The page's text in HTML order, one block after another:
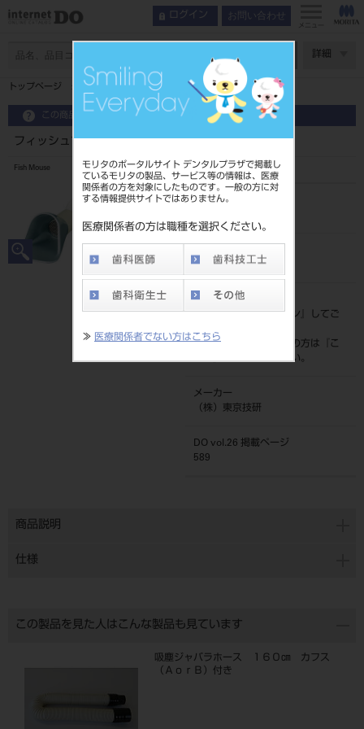
モリタのポータルサイト デンタルプラザで掲載し
ているモリタの製品、サービス等の情報は、医療
関係者の方を対象にしたものです。一般の方に対
する情報提供サイトではありません。
医療関係者の方は職種を選択ください。
≫ 医療関係者でない方はこちら
ログイン お問い合わせ
メニュー
詳細
トップページ フィッシュマウス （ホース付）
この商品に関するお問い合わせ
フィッシュマウス （ホース付）
Fish Mouse
品目コード
4562199981103
標準価格
価格の確認は『ログイン
』してご
ネット会員登録がまだの方は『
こ
ちら』より登録ください。
メーカー
（株）東京技研
DO vol.26 掲載ページ
589
商品説明
仕様
この製品を見た人はこんな製品も見ています
吸塵ジャバラホース １６０㎝ カフス
（ＡｏｒＢ）付き